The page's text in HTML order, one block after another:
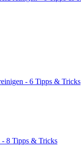
- 6 Tipps & Tricks
- 8 Tipps & Tricks